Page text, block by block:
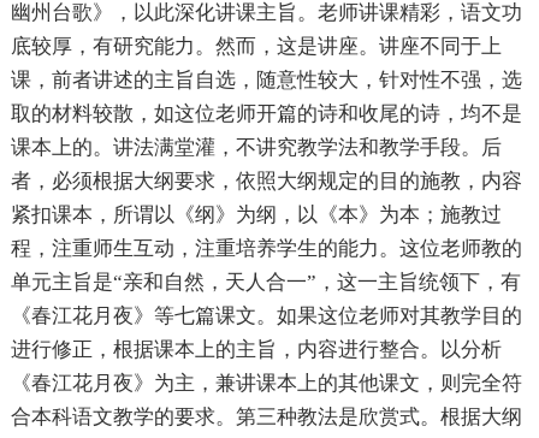
幽州台歌》，以此深化讲课主旨。老师讲课精彩，语文功
底较厚，有研究能力。然而，这是讲座。讲座不同于上
课，前者讲述的主旨自选，随意性较大，针对性不强，选
取的材料较散，如这位老师开篇的诗和收尾的诗，均不是
课本上的。讲法满堂灌，不讲究教学法和教学手段。后
者，必须根据大纲要求，依照大纲规定的目的施教，内容
紧扣课本，所谓以《纲》为纲，以《本》为本；施教过
程，注重师生互动，注重培养学生的能力。这位老师教的
单元主旨是“亲和自然，天人合一”，这一主旨统领下，有
《春江花月夜》等七篇课文。如果这位老师对其教学目的
进行修正，根据课本上的主旨，内容进行整合。以分析
《春江花月夜》为主，兼讲课本上的其他课文，则完全符
合本科语文教学的要求。第三种教法是欣赏式。根据大纲